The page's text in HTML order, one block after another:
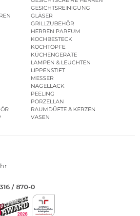
GESICHTSREINIGUNG
GLÄSER
GRILLZUBEHÖR
HERREN PARFUM
KOCHBESTECK
KOCHTÖPFE
KÜCHENGERÄTE
LAMPEN & LEUCHTEN
LIPPENSTIFT
MESSER
NAGELLACK
PEELING
PORZELLAN
RAUMDÜFTE & KERZEN
VASEN
/ 870-0